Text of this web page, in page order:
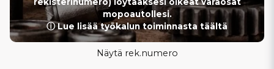
mopoautollesi.
ⓘ Lue lisää työkalun toiminnasta täältä
Näytä rek.numero